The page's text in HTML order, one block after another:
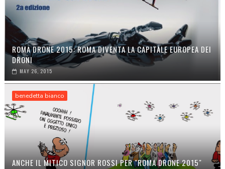
ROMA DRONE 2015: ROMA DIVENTA LA CAPITALE EUROPEA DEI
DRONI
MAY 26, 2015
benedetta bianco
ANCHE IL MITICO SIGNOR ROSSI PER "ROMA DRONE 2015"